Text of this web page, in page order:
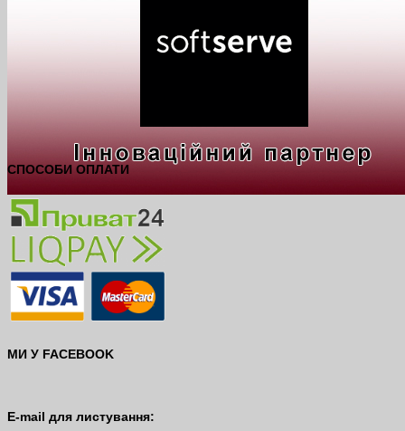
СПОСОБИ ОПЛАТИ
МИ У FACEBOOK
E-mail для листування: